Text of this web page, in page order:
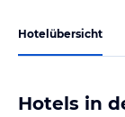
Hotelübersicht
Hotels in